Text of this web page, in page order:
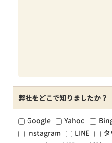
弊社をどこで知りましたか
Google Yahoo
instagram
LINE タ